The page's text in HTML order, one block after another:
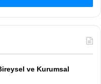
ve Kurumsal